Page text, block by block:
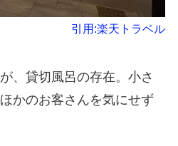
引用:楽天トラベル
、貸切風呂の存在。小さ
かのお客さんを気にせず